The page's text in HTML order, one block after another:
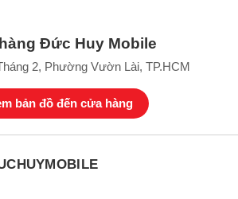
Giá bán
15.999.000 ₫
Đức Huy Mobile
2, Phường Vườn Lài, TP.HCM
bản đồ đến cửa hàng